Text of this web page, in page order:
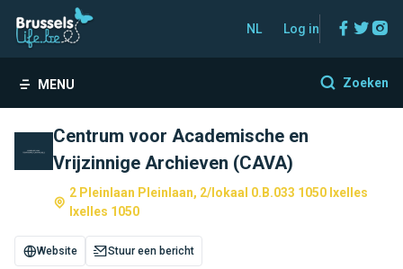
NL Log in
MENU Zoeken
Centrum voor Academische en
Vrijzinnige Archieven (CAVA)
2 Pleinlaan Pleinlaan, 2/lokaal 0.B.033 1050 Ixelles
Ixelles 1050
Website Stuur een bericht